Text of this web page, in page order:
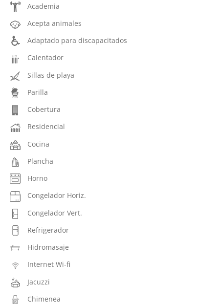
Academia
Acepta animales
Adaptado para discapacitados
Calentador
Sillas de playa
Parilla
Cobertura
Residencial
Cocina
Plancha
Horno
Congelador Horiz.
Congelador Vert.
Refrigerador
Hidromasaje
Internet Wi-fi
Jacuzzi
Chimenea